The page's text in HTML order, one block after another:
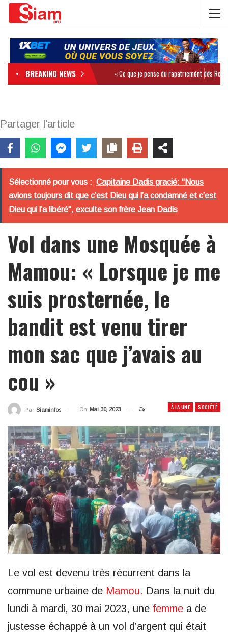
BREAKING NEWS
Partager l'article
Sélectionné pour vous : Capitaine Dadis gracié: "Nous
avions toujours dit que c’est Dieu qui l’a condamné et c’est
Dieu qui l’a libéré", exculte son frère Jean Dadis
Vol dans une Mosquée à
Mamou: « Lorsque je me
suis prosternée, le
bandit est venu tirer
mon sac que j’avais au
cou »
À LA UNE SOCIÉTÉ
Par Siaminfos On Mai 30, 2023
Le vol est devenu très récurrent dans la
commune urbaine de Mamou. Dans la nuit du
lundi à mardi, 30 mai 2023, une femme a de
justesse échappé à un vol d’argent qui était